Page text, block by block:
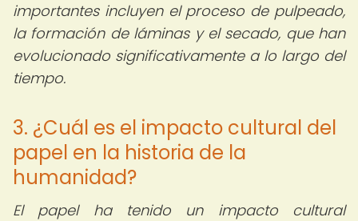
importantes incluyen el proceso de pulpeado,
la formación de láminas y el secado, que han
evolucionado significativamente a lo largo del
tiempo.
3. ¿Cuál es el impacto cultural del
papel en la historia de la
humanidad?
El papel ha tenido un impacto cultural